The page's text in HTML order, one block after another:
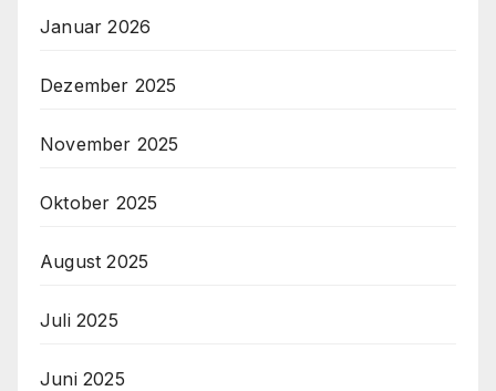
Januar 2026
Dezember 2025
November 2025
Oktober 2025
August 2025
Juli 2025
Juni 2025